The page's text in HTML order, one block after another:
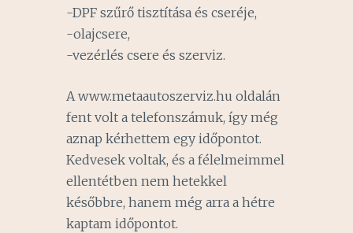
-DPF szűrő tisztítása és cseréje,
-olajcsere,
-vezérlés csere és szerviz.
A www.metaautoszerviz.hu oldalán
fent volt a telefonszámuk, így még
aznap kérhettem egy időpontot.
Kedvesek voltak, és a félelmeimmel
ellentétben nem hetekkel
későbbre, hanem még arra a hétre
kaptam időpontot.